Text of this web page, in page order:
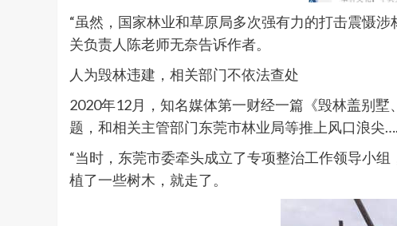
“虽然，国家林业和草原局多次强有力的打击震慑
关负责人陈老师无奈告诉作者。
人为毁林违建，相关部门不依法查处
2020年12月，知名媒体第一财经一篇《毁林盖别
题，和相关主管部门东莞市林业局等推上风口浪尖
“当时，东莞市委牵头成立了专项整治工作领导小
植了一些树木，就走了。